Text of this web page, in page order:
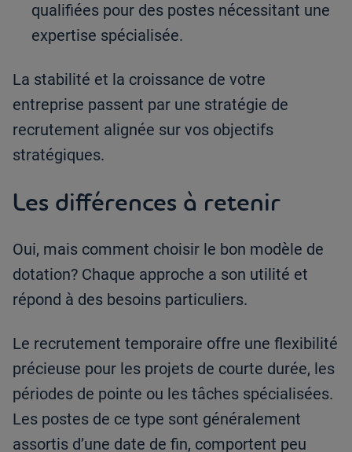
qualifiées pour des postes nécessitant une
expertise spécialisée.
La stabilité et la croissance de votre
entreprise passent par une stratégie de
recrutement alignée sur vos objectifs
stratégiques.
Les différences à retenir
Oui, mais comment choisir le bon modèle de
dotation? Chaque approche a son utilité et
répond à des besoins particuliers.
Le recrutement temporaire offre une flexibilité
précieuse pour les projets de courte durée, les
périodes de pointe ou les tâches spécialisées.
Les postes de ce type sont généralement
assortis d’une date de fin, comportent peu